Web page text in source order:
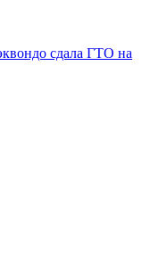
сдала ГТО на